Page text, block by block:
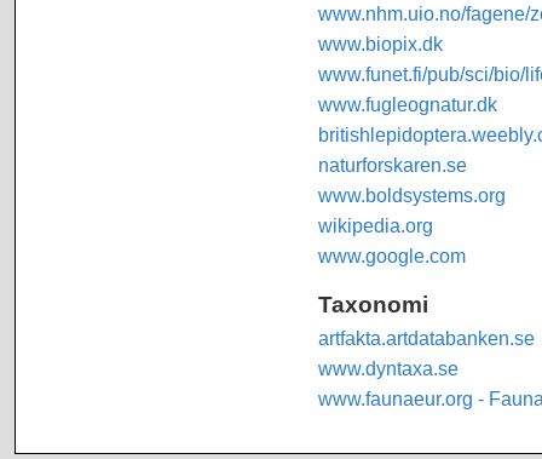
www.nhm.uio.no/fagene/
www.biopix.dk
www.funet.fi/pub/sci/bio/
www.fugleognatur.dk
naturforskaren.se
www.boldsystems.org
wikipedia.org
www.google.com
Taxonomi
artfakta.artdatabanken.se
www.dyntaxa.se
www.faunaeur.org -